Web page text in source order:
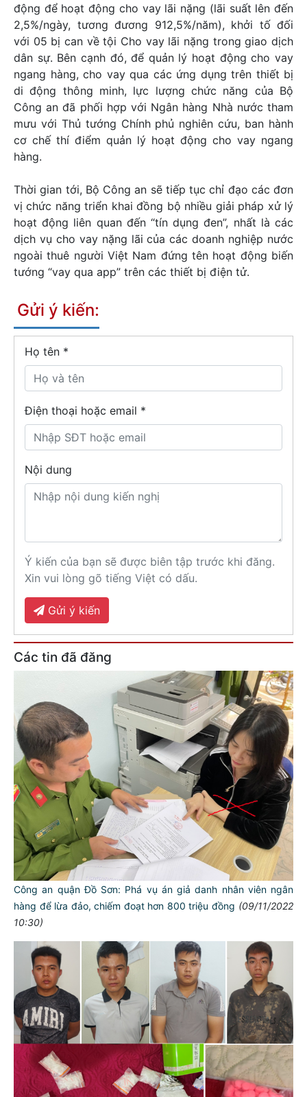
động để hoạt động cho vay lãi nặng (lãi suất lên đến
2,5%/ngày, tương đương 912,5%/năm), khởi tố đối
với 05 bị can về tội Cho vay lãi nặng trong giao dịch
dân sự. Bên cạnh đó, để quản lý hoạt động cho vay
ngang hàng, cho vay qua các ứng dụng trên thiết bị
di động thông minh, lực lượng chức năng của Bộ
Công an đã phối hợp với Ngân hàng Nhà nước tham
mưu với Thủ tướng Chính phủ nghiên cứu, ban hành
cơ chế thí điểm quản lý hoạt động cho vay ngang
hàng.
Thời gian tới, Bộ Công an sẽ tiếp tục chỉ đạo các đơn
vị chức năng triển khai đồng bộ nhiều giải pháp xử lý
hoạt động liên quan đến “tín dụng đen”, nhất là các
dịch vụ cho vay nặng lãi của các doanh nghiệp nước
ngoài thuê người Việt Nam đứng tên hoạt động biến
tướng “vay qua app” trên các thiết bị điện tử.
Gửi ý kiến:
Họ tên *
Điện thoại hoặc email *
Nội dung
Ý kiến của bạn sẽ được biên tập trước khi đăng.
Xin vui lòng gõ tiếng Việt có dấu.
Gửi ý kiến
Các tin đã đăng
Công an quận Đồ Sơn: Phá vụ án giả danh nhân viên ngân
hàng để lừa đảo, chiếm đoạt hơn 800 triệu đồng (09/11/2022
10:30)